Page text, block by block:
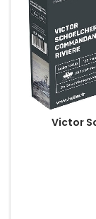
Victor